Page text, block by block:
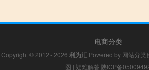
电商分类
Copyright © 2012 - 2026 利为汇 Powered by 网站分类
图 | 疑难解答 陕ICP备